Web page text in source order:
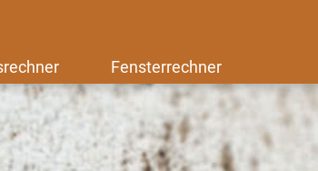
Fensterrechner